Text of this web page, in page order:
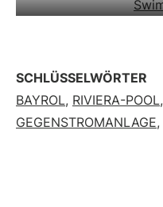
SCHLÜSSELWÖRTER
BAYROL, RIVIERA-POOL,
GEGENSTROMANLAGE,